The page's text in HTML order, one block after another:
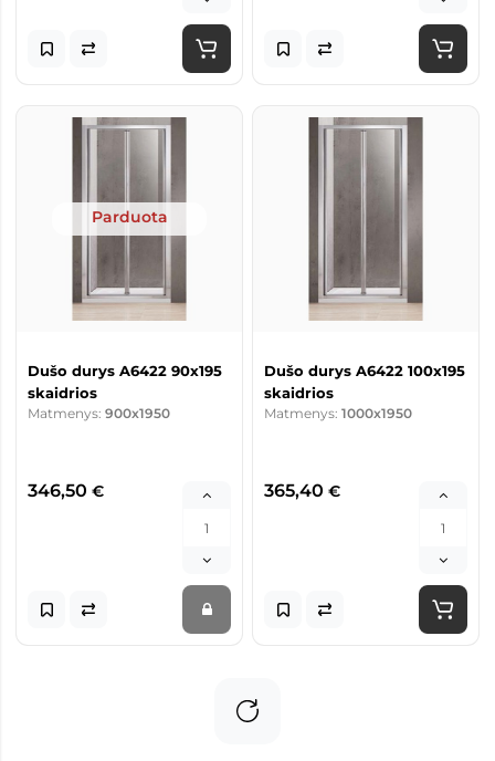
Parduota
Dušo durys A6422 90x195
skaidrios
Matmenys: 900x1950
346,50 €
Dušo durys A6422 100x195
skaidrios
Matmenys: 1000x1950
365,40 €